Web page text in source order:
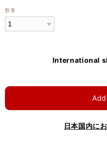
数量
International
日本国内に